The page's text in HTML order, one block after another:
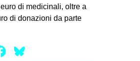
di medicinali, oltre a
di donazioni da parte
Facebook